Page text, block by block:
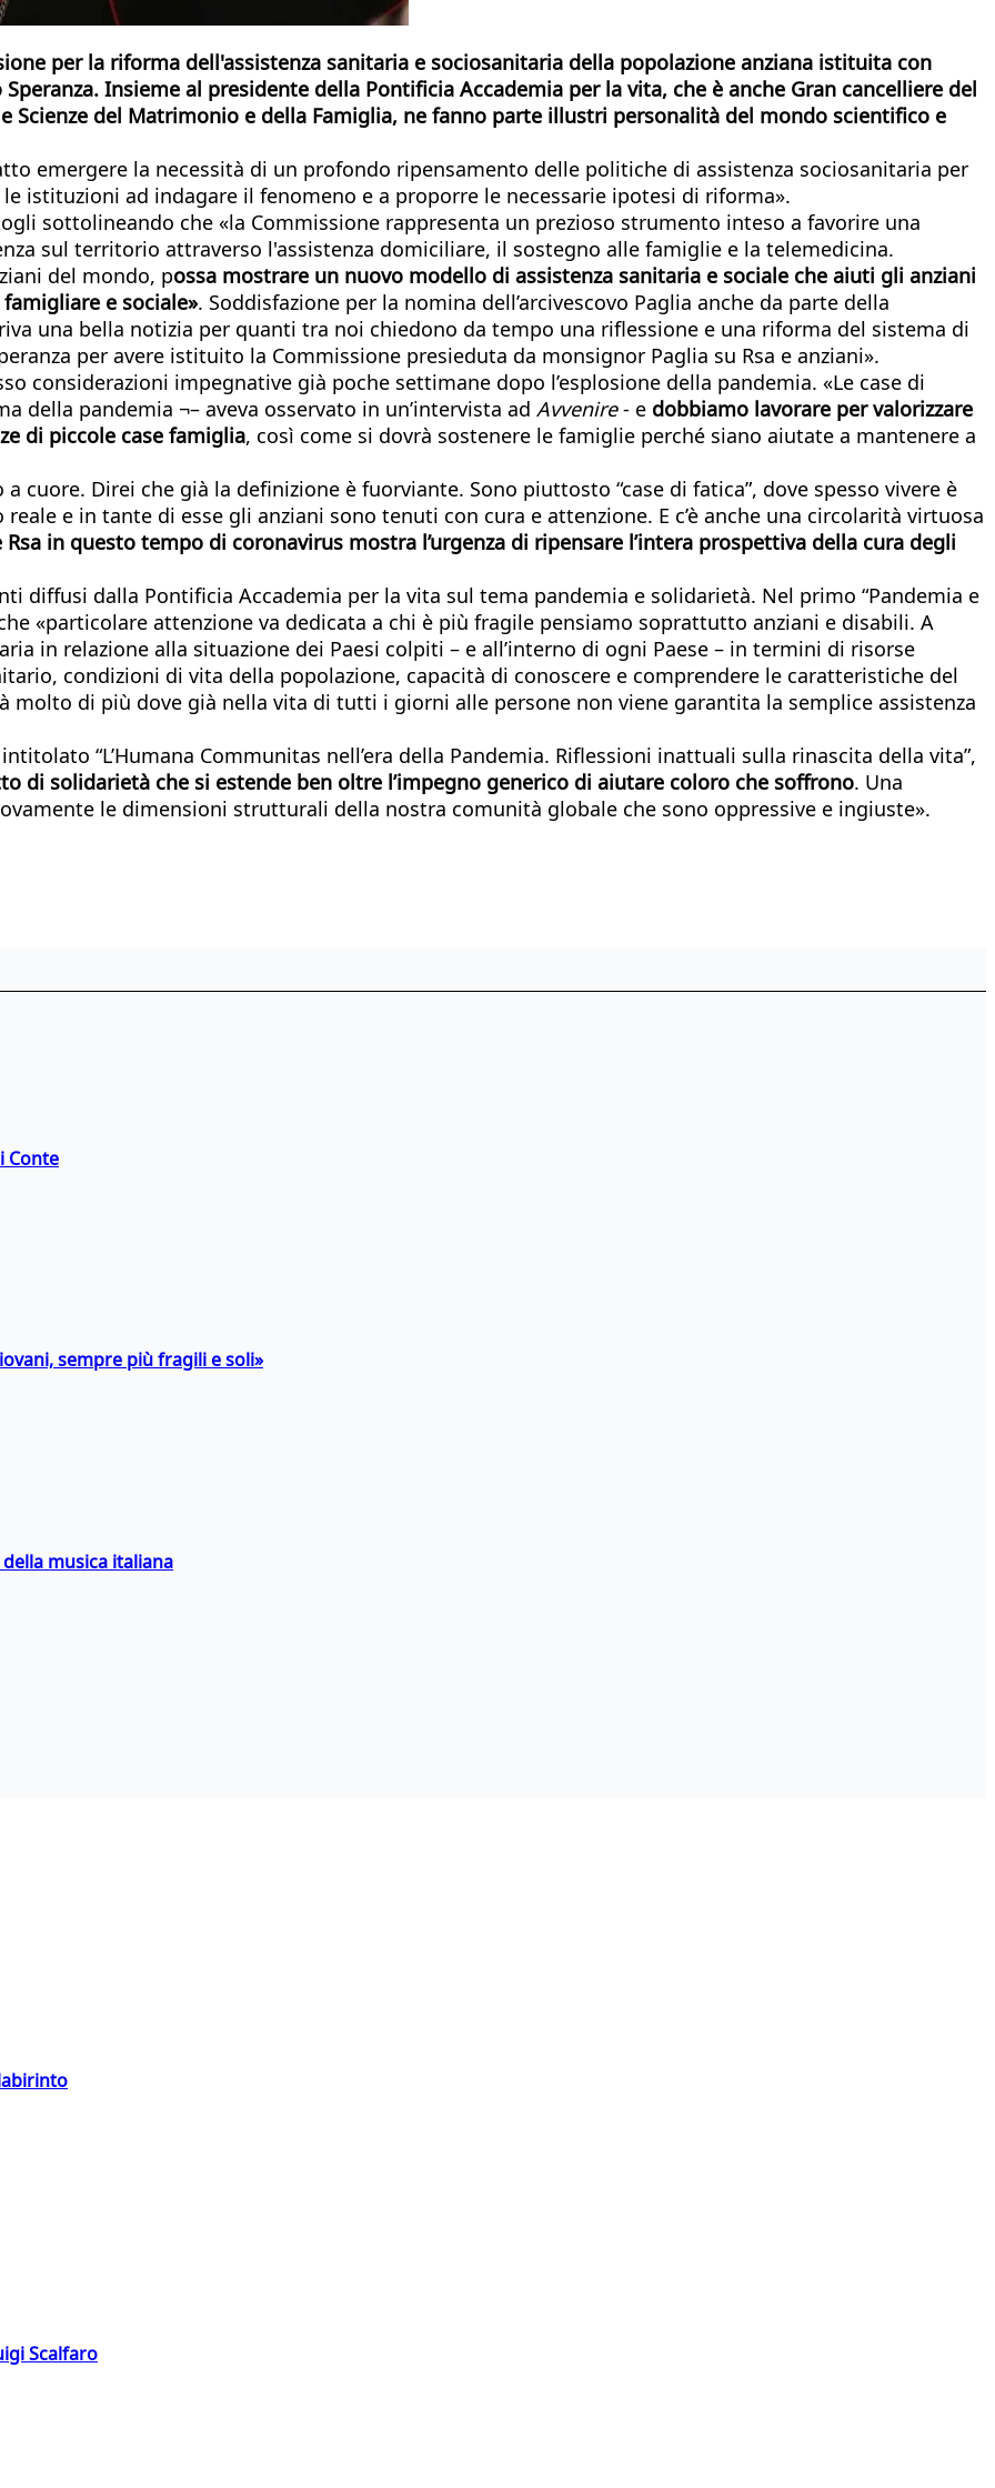
per la riforma dell'assistenza sanitaria e sociosanitaria della popolazione anziana istituita con
Insieme al presidente della Pontificia Accademia per la vita, che è anche Gran cancelliere del
Scienze del Matrimonio e della Famiglia, ne fanno parte illustri personalità del mondo scientifico e
emergere la necessità di un profondo ripensamento delle politiche di assistenza sociosanitaria per
istituzioni ad indagare il fenomeno e a proporre le necessarie ipotesi di riforma».
sottolineando che «la Commissione rappresenta un prezioso strumento inteso a favorire una
sul territorio attraverso l'assistenza domiciliare, il sostegno alle famiglie e la telemedicina.
del mondo, possa mostrare un nuovo modello di assistenza sanitaria e sociale che aiuti gli anziani
e sociale». Soddisfazione per la nomina dell’arcivescovo Paglia anche da parte della
una bella notizia per quanti tra noi chiedono da tempo una riflessione e una riforma del sistema di
per avere istituito la Commissione presieduta da monsignor Paglia su Rsa e anziani».
considerazioni impegnative già poche settimane dopo l’esplosione della pandemia. «Le case di
della pandemia ¬– aveva osservato in un’intervista ad Avvenire- e dobbiamo lavorare per valorizzare
di piccole case famiglia, così come si dovrà sostenere le famiglie perché siano aiutate a mantenere a
cuore. Direi che già la definizione è fuorviante. Sono piuttosto “case di fatica”, dove spesso vivere è
e in tante di esse gli anziani sono tenuti con cura e attenzione. E c’è anche una circolarità virtuosa
in questo tempo di coronavirus mostra l’urgenza di ripensare l’intera prospettiva della cura degli
diffusi dalla Pontificia Accademia per la vita sul tema pandemia e solidarietà. Nel primo “Pandemia e
«particolare attenzione va dedicata a chi è più fragile pensiamo soprattutto anziani e disabili. A
in relazione alla situazione dei Paesi colpiti – e all’interno di ogni Paese – in termini di risorse
condizioni di vita della popolazione, capacità di conoscere e comprendere le caratteristiche del
di più dove già nella vita di tutti i giorni alle persone non viene garantita la semplice assistenza
“L’Humana Communitas nell’era della Pandemia. Riflessioni inattuali sulla rinascita della vita”,
di solidarietà che si estende ben oltre l’impegno generico di aiutare coloro che soffrono. Una
le dimensioni strutturali della nostra comunità globale che sono oppressive e ingiuste».
Conte
sempre più fragili e soli»
musica italiana
Scalfaro